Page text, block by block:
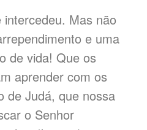
Mas não
e uma
de vida! Que os
aprender com os
de Judá, que nossa
o Senhor